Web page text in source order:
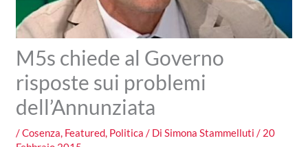
M5s chiede al Governo
risposte sui problemi
dell’Annunziata
/Cosenza, Featured, Politica / DiSimona Stammelluti/ 20